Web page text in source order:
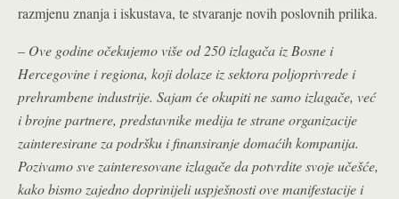
razmjenu znanja i iskustava, te stvaranje novih poslovnih prilika.
– Ove godine očekujemo više od 250 izlagača iz Bosne i
Hercegovine i regiona, koji dolaze iz sektora poljoprivrede i
prehrambene industrije. Sajam će okupiti ne samo izlagače, već
i brojne partnere, predstavnike medija te strane organizacije
zainteresirane za podršku i finansiranje domaćih kompanija.
Pozivamo sve zainteresovane izlagače da potvrdite svoje učešće,
kako bismo zajedno doprinijeli uspješnosti ove manifestacije i